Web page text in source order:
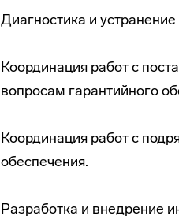
Диагностика и
Координация работ с
вопросам гарантийного
Координация работ с
обеспечения.
Разработка и внедрение